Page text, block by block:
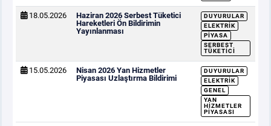
18.05.2026
Haziran 2026 Serbest Tüketici
Hareketleri Ön Bildirimin
Yayınlanması
DUYURULAR
ELEKTRIK
PIYASA
SERBEST
TÜKETICI
15.05.2026
Nisan 2026 Yan Hizmetler
Piyasası Uzlaştırma Bildirimi
DUYURULAR
ELEKTRIK
GENEL
YAN
HIZMETLER
PIYASASI